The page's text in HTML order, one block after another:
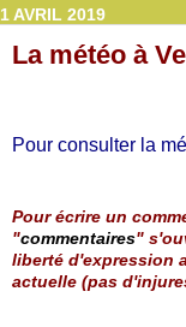
1 AVRIL 2019
La météo à
Pour consulter la
Pour écrire un
"commentaires"
liberté d'expression
actuelle (pas